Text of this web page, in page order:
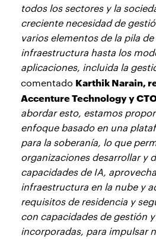
todos los sectores y la
creciente necesidad de
varios elementos de la pila
infraestructura hasta los
aplicaciones, incluida la
comentado Karthik Narain,
Accenture Technology y
abordar esto, estamos
enfoque basado en una
para la soberanía, lo que
organizaciones desarrollar y
capacidades de IA,
infraestructura en la nube y
requisitos de residencia y
con capacidades de gestión
incorporadas, para impulsar